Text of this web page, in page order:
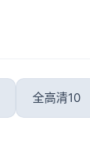
全高清10